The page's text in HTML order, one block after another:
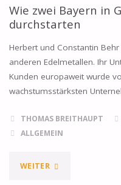
VON
DONALD
DEN
Wie zwei Bayern in
durchstarten
Herbert und Constantin
anderen Edelmetallen. Ihr
Kunden europaweit wurde
wachstumsstärksten
THOMAS BREITHAUPT
ALLGEMEIN
WEITER"WIE